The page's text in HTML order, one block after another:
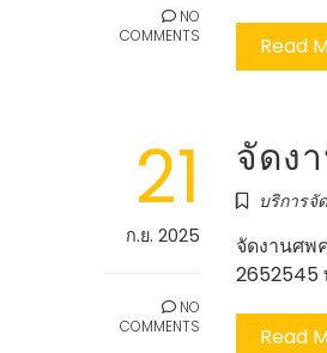
NO
COMMENTS
Read
21
ก.ย. 2025
NO
COMMENTS
จัดง
บริการจั
จัดงานศพ
2652545
Read